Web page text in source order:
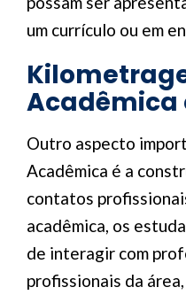
um currículo ou em
Acadêmica
Outro aspecto
Acadêmica é a
contatos
acadêmica, os
de interagir com
profissionais da